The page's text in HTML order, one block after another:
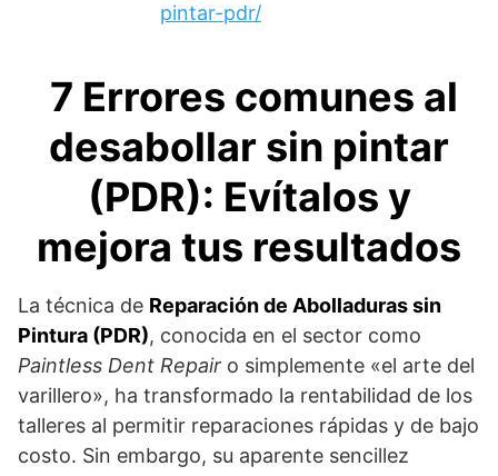
pintar-pdr/
7 Errores comunes al
desabollar sin pintar
(PDR): Evítalos y
mejora tus resultados
La técnica de Reparación de Abolladuras sin
Pintura (PDR), conocida en el sector como
Paintless Dent Repair o simplemente «el arte del
varillero», ha transformado la rentabilidad de los
talleres al permitir reparaciones rápidas y de bajo
costo. Sin embargo, su aparente sencillez